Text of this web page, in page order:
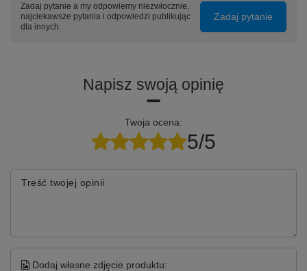
Zadaj pytanie a my odpowiemy niezwłocznie,
najciekawsze pytania i odpowiedzi publikując
dla innych.
Zadaj pytanie
Napisz swoją opinię
Twoja ocena:
5/5
Treść twojej opinii
Dodaj własne zdjęcie produktu: